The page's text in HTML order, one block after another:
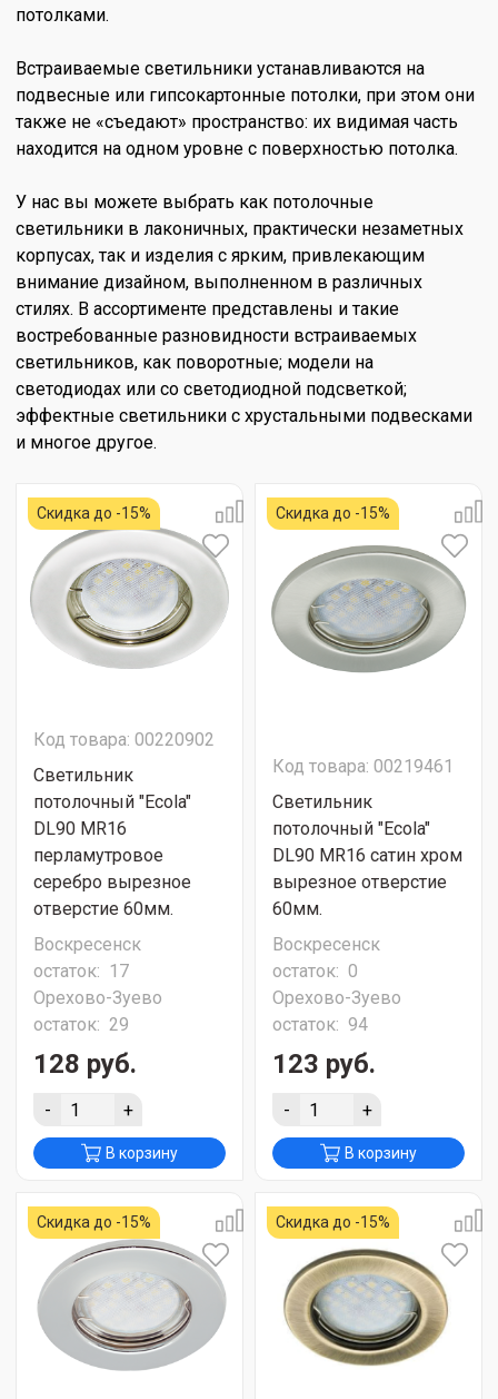
потолками.
Встраиваемые светильники устанавливаются на
подвесные или гипсокартонные потолки, при этом они
также не «съедают» пространство: их видимая часть
находится на одном уровне с поверхностью потолка.
У нас вы можете выбрать как потолочные
светильники в лаконичных, практически незаметных
корпусах, так и изделия с ярким, привлекающим
внимание дизайном, выполненном в различных
стилях. В ассортименте представлены и такие
востребованные разновидности встраиваемых
светильников, как поворотные; модели на
светодиодах или со светодиодной подсветкой;
эффектные светильники с хрустальными подвесками
и многое другое.
Скидка до -15%
Код товара: 00220902
Светильник
потолочный "Ecola"
DL90 MR16
перламутровое
серебро вырезное
отверстие 60мм.
Воскресенск
остаток: 17
Орехово-Зуево
остаток: 29
128 руб.
- +
В корзину
Скидка до -15%
Код товара: 00219461
Светильник
потолочный "Ecola"
DL90 MR16 сатин хром
вырезное отверстие
60мм.
Воскресенск
остаток: 0
Орехово-Зуево
остаток: 94
123 руб.
- +
В корзину
Скидка до -15% Скидка до -15%